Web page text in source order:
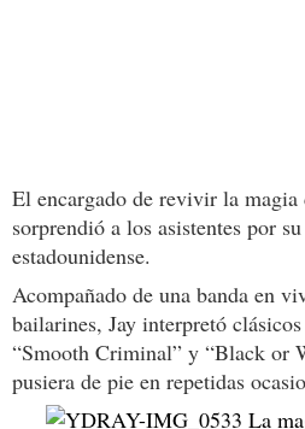
El encargado de revivir la
sorprendió a los asistentes por
estadounidense.
Acompañado de una banda en
bailarines, Jay interpretó
“Smooth Criminal” y “Black or
pusiera de pie en repetidas